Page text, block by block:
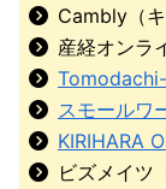
Cambly（キ
産経オンラ
スモールワ
KIRIHARA
ビズメイツ